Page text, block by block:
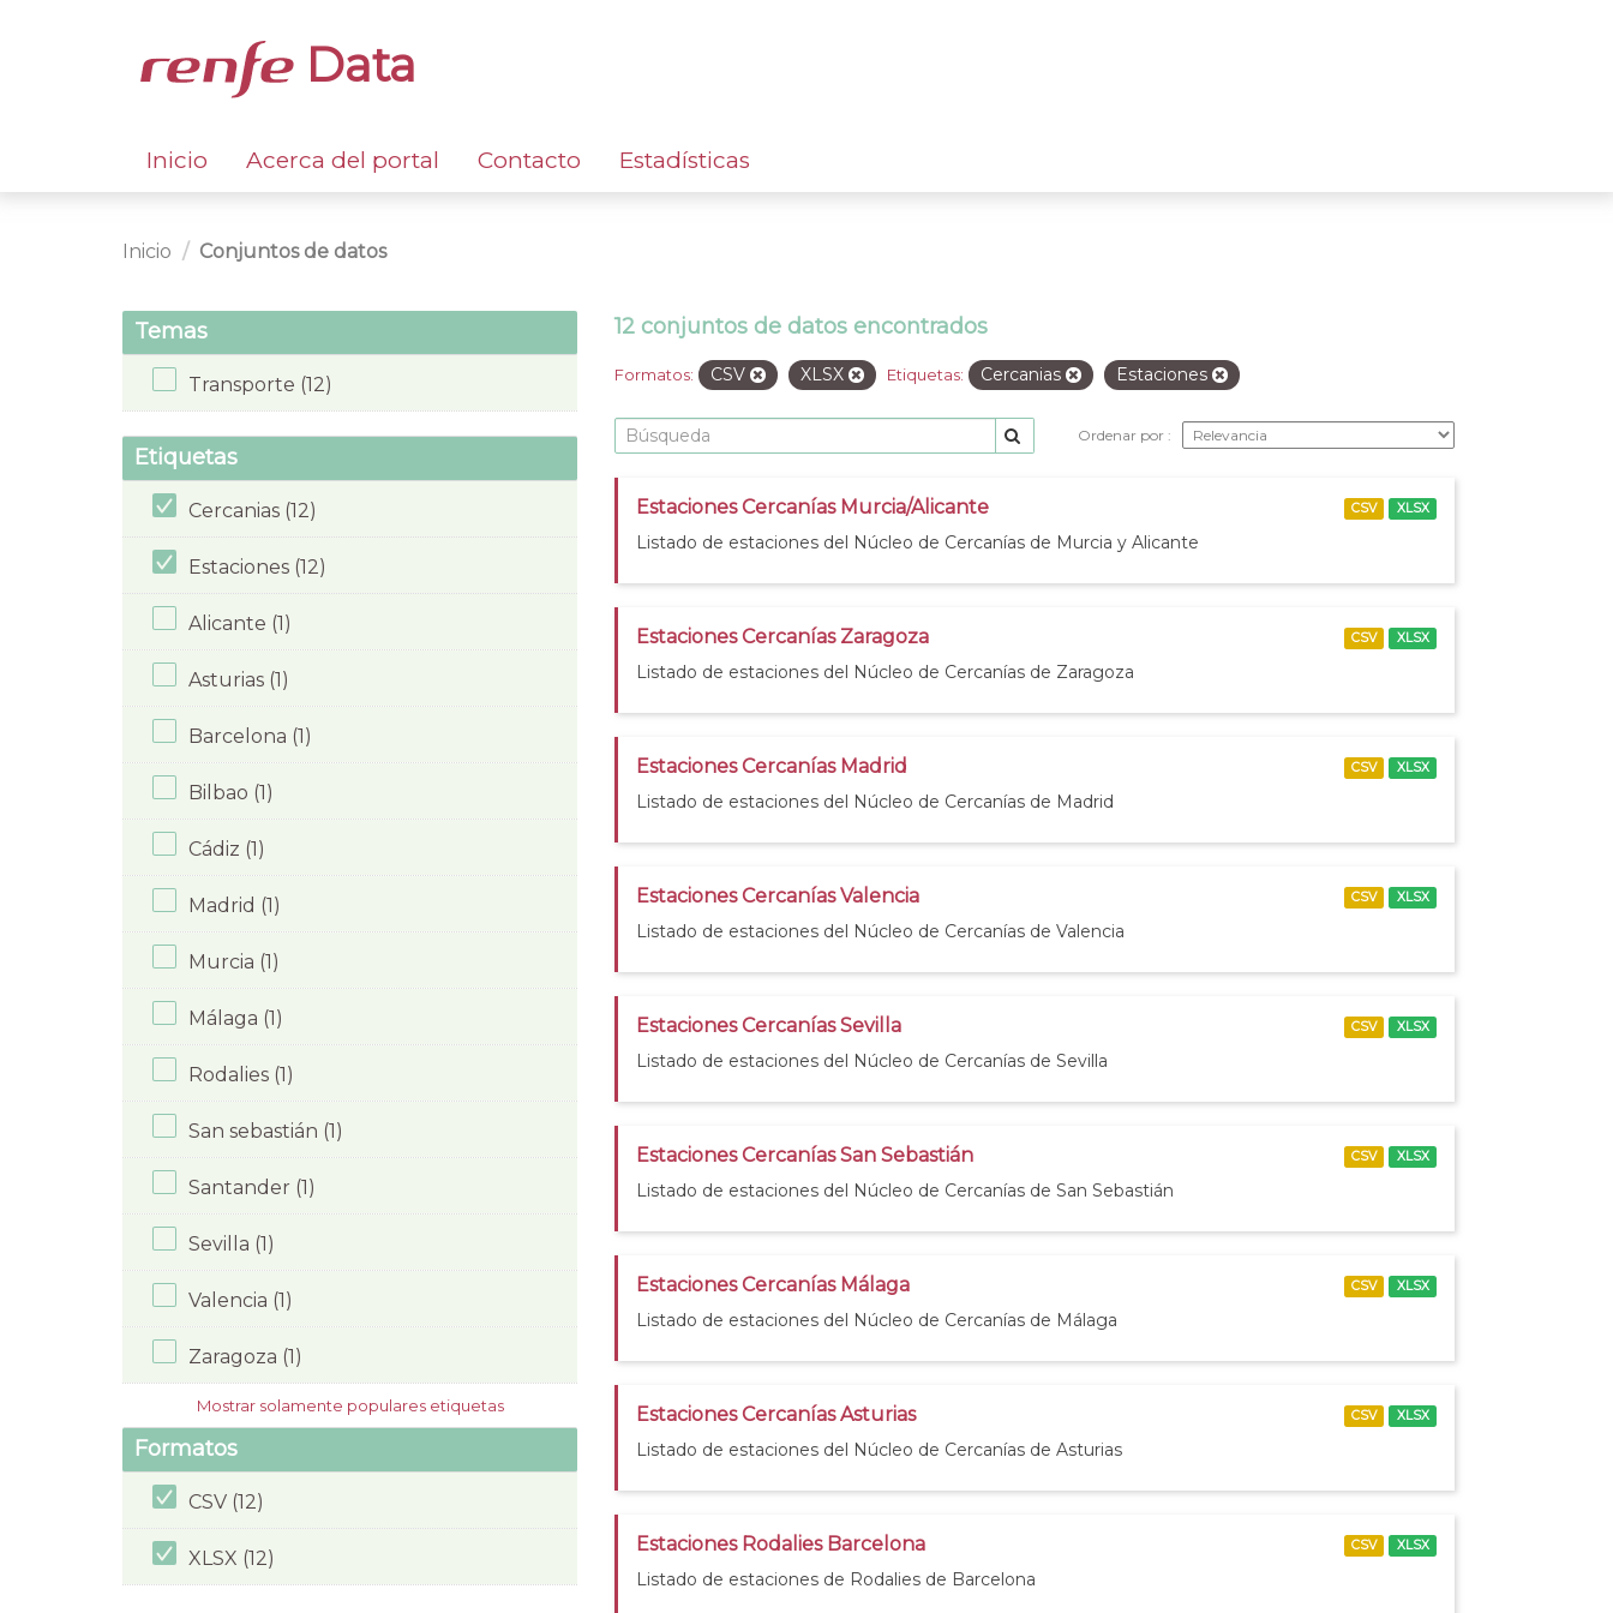
Data
Inicio Acerca del portal Contacto Estadísticas
Inicio Conjuntos de datos
Temas
Transporte (12)
Etiquetas
Cercanias (12)
Estaciones (12)
Alicante (1)
Asturias (1)
Barcelona (1)
Bilbao (1)
Cádiz (1)
Madrid (1)
Murcia (1)
Málaga (1)
Rodalies (1)
San sebastián (1)
Santander (1)
Sevilla (1)
Valencia (1)
Zaragoza (1)
Mostrar solamente populares etiquetas
Formatos
CSV (12)
XLSX (12)
12 conjuntos de datos encontrados
Formatos: CSV XLSX Etiquetas: Cercanias Estaciones
Ordenar por
Estaciones Cercanías Murcia/Alicante
Listado de estaciones del Núcleo de Cercanías de Murcia y Alicante
CSV XLSX
Estaciones Cercanías Zaragoza
Listado de estaciones del Núcleo de Cercanías de Zaragoza
CSV XLSX
Estaciones Cercanías Madrid
Listado de estaciones del Núcleo de Cercanías de Madrid
CSV XLSX
Estaciones Cercanías Valencia
Listado de estaciones del Núcleo de Cercanías de Valencia
CSV XLSX
Estaciones Cercanías Sevilla
Listado de estaciones del Núcleo de Cercanías de Sevilla
CSV XLSX
Estaciones Cercanías San Sebastián
Listado de estaciones del Núcleo de Cercanías de San Sebastián
CSV XLSX
Estaciones Cercanías Málaga
Listado de estaciones del Núcleo de Cercanías de Málaga
CSV XLSX
Estaciones Cercanías Asturias
Listado de estaciones del Núcleo de Cercanías de Asturias
CSV XLSX
Estaciones Rodalies Barcelona
Listado de estaciones de Rodalies de Barcelona
CSV XLSX